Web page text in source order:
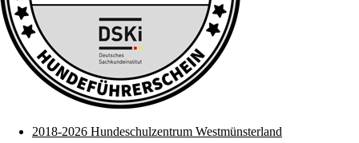
2018-2026 Hundeschulzentrum Westmünsterland